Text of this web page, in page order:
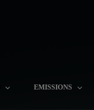
EMISSIONS